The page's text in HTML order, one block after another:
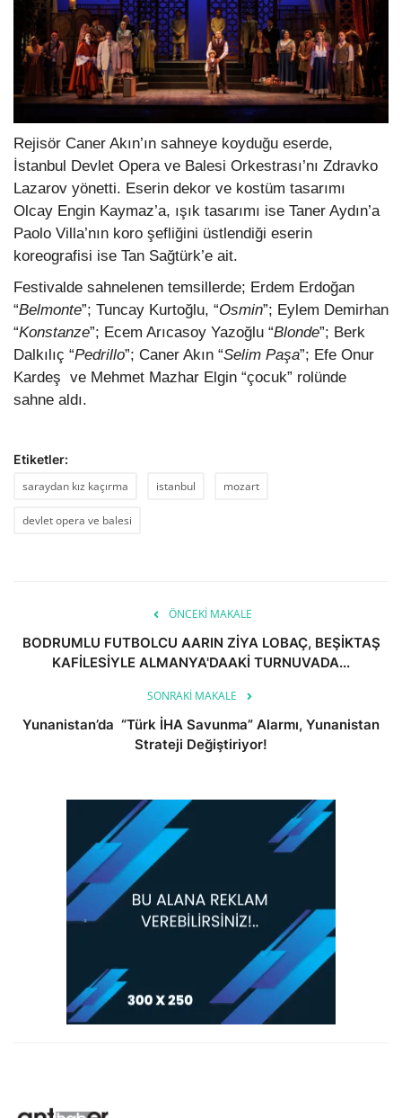
Rejisör Caner Akın’ın sahneye koyduğu eserde,
İstanbul Devlet Opera ve Balesi Orkestrası’nı Zdravko
Lazarov yönetti. Eserin dekor ve kostüm tasarımı
Olcay Engin Kaymaz’a, ışık tasarımı ise Taner Aydın’a
Paolo Villa’nın koro şefliğini üstlendiği eserin
koreografisi ise Tan Sağtürk’e ait.
Festivalde sahnelenen temsillerde; Erdem Erdoğan
“Belmonte”; Tuncay Kurtoğlu, “Osmin”; Eylem Demirhan
“Konstanze”; Ecem Arıcasoy Yazoğlu “Blonde”; Berk
Dalkılıç “Pedrillo”; Caner Akın “Selim Paşa”; Efe Onur
Kardeş ve Mehmet Mazhar Elgin “çocuk” rolünde
sahne aldı.
Etiketler:
saraydan kız kaçırma
istanbul mozart
devlet opera ve balesi
ÖNCEKI MAKALE
BODRUMLU FUTBOLCU AARIN ZİYA LOBAÇ, BEŞİKTAŞ
KAFİLESİYLE ALMANYA'DAAKİ TURNUVADA...
SONRAKI MAKALE
Yunanistan’da “Türk İHA Savunma” Alarmı, Yunanistan
Strateji Değiştiriyor!